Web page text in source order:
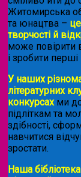
Житомирська
та юнацтва –
творчості й
може повірити
і зробити
У наших
літературних
конкурсахми
підліткам та
здібності,
навчитися
зростати.
Наша